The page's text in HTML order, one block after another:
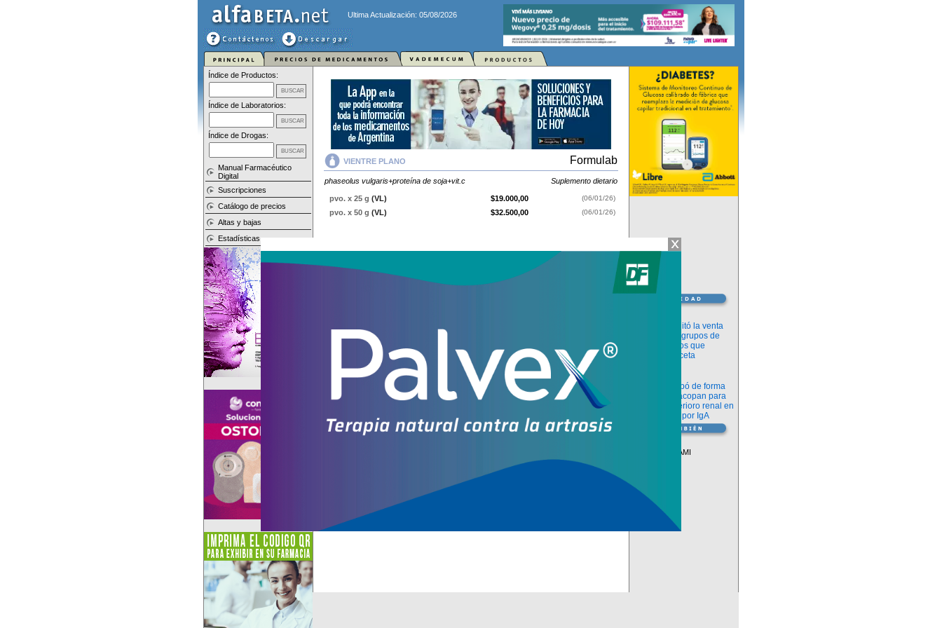
Ultima Actualización: 05/08/2026
Índice de Productos:
Índice de Laboratorios:
Índice de Drogas:
Manual Farmacéutico
Digital
Suscripciones
Catálogo de precios
Altas y bajas
Estadísticas
VIENTRE PLANO Formulab
phaseolus vulgaris+proteína de soja+vit.c Suplemento dietario
pvo. x 25 g (VL) $19.000,00 (06/01/26)
pvo. x 50 g (VL) $32.500,00 (06/01/26)
phaseolus vulgaris+proteína de soja+vit.c
se indica como
. Es producido por
con 2 presentaciones disponibles.
Otros productos con
Otros productos de Formulab
ANMAT habilitó la venta
libre de diez grupos de
medicamentos que
requerían receta
La FDA aprobó de forma
definitiva iptacopan para
frenar el deterioro renal en
la nefropatía por IgA
Descuentos PAMI